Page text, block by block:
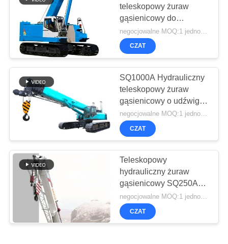
Hydrauliczne
wiertarki
gąsienicowe
Desander
teleskopowy żuraw
gąsienicowy do
palowania, 1,79
obr./min. Prędkość
obrotowa 3m Zakres
CZAT
SQ1000A Hydrauliczny
teleskopowy żuraw
gąsienicowy o udźwigu
100 ton
negocjowalne MOQ:1 jednostka
CZAT
Teleskopowy
hydrauliczny żuraw
gąsienicowy SQ250A
37Ton Żuraw kratowy z
niską ceną na sprzedaż
negocjowalne MOQ:1 jednostka
CZAT